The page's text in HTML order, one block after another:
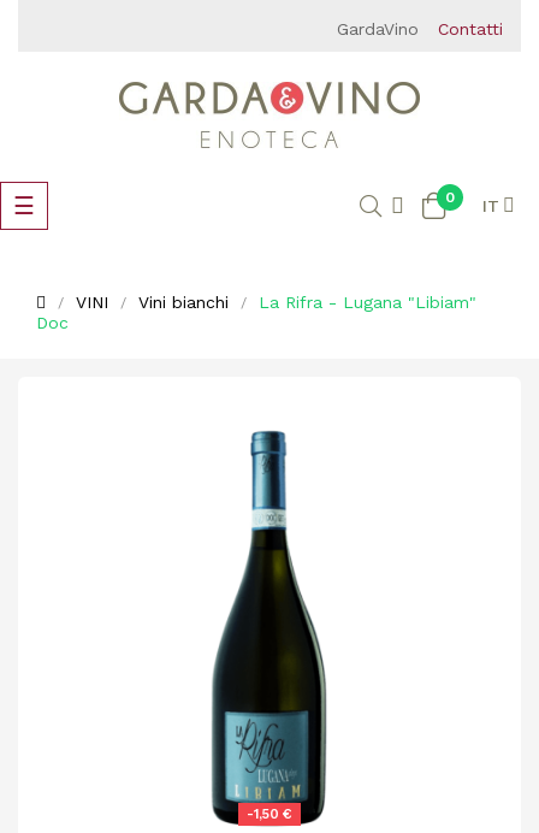
GardaVino Contatti
navigazione
Toggle
☰ 0 IT
VINI Vini bianchi
La Rifra - Lugana "Libiam"
Doc
-1,50 €